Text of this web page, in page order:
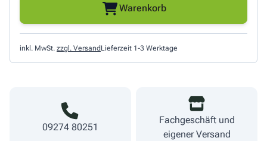
Warenkorb
inkl. MwSt. zzgl. Versand Lieferzeit 1-3 Werktage
09274 80251
Fachgeschäft und
eigener Versand